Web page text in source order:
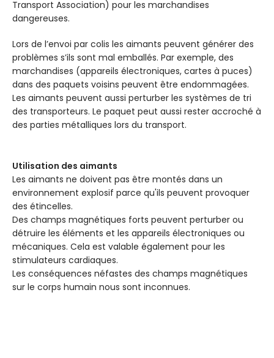
Transport Association) pour les marchandises
dangereuses.
Lors de l’envoi par colis les aimants peuvent générer des
problèmes s’ils sont mal emballés. Par exemple, des
marchandises (appareils électroniques, cartes à puces)
dans des paquets voisins peuvent être endommagées.
Les aimants peuvent aussi perturber les systèmes de tri
des transporteurs. Le paquet peut aussi rester accroché à
des parties métalliques lors du transport.
Utilisation des aimants
Les aimants ne doivent pas être montés dans un
environnement explosif parce qu'ils peuvent provoquer
des étincelles.
Des champs magnétiques forts peuvent perturber ou
détruire les éléments et les appareils électroniques ou
mécaniques. Cela est valable également pour les
stimulateurs cardiaques.
Les conséquences néfastes des champs magnétiques
sur le corps humain nous sont inconnues.